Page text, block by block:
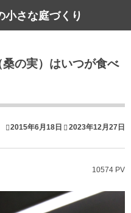
小さな庭づくり
の実）はいつが食べ
2015年6月18日 2023年12月27日
10574 PV